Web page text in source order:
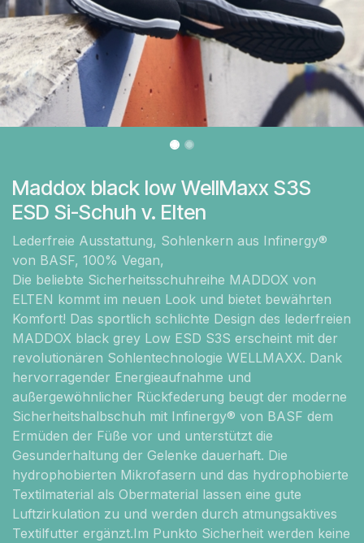
Maddox black low WellMaxx S3S
ESD Si-Schuh v. Elten
Lederfreie Ausstattung, Sohlenkern aus Infinergy®
von BASF, 100% Vegan,
Die beliebte Sicherheitsschuhreihe MADDOX von
ELTEN kommt im neuen Look und bietet bewährten
Komfort! Das sportlich schlichte Design des lederfreien
MADDOX black grey Low ESD S3S erscheint mit der
revolutionären Sohlentechnologie WELLMAXX. Dank
hervorragender Energieaufnahme und
außergewöhnlicher Rückfederung beugt der moderne
Sicherheitshalbschuh mit Infinergy® von BASF dem
Ermüden der Füße vor und unterstützt die
Gesunderhaltung der Gelenke dauerhaft. Die
hydrophobierten Mikrofasern und das hydrophobierte
Textilmaterial als Obermaterial lassen eine gute
Luftzirkulation zu und werden durch atmungsaktives
Textilfutter ergänzt.Im Punkto Sicherheit werden keine